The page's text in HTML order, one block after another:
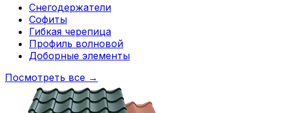
Снегодержатели
Софиты
Гибкая черепица
Профиль волновой
Доборные элементы
Посмотреть все →